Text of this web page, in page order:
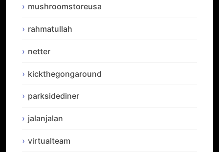
mushroomstoreusa
rahmatullah
netter
kickthegongaround
parksidediner
jalanjalan
virtualteam